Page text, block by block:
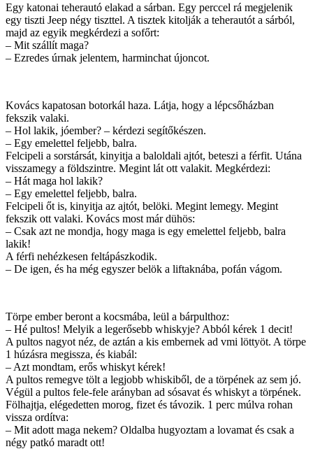
Egy katonai teherautó elakad a sárban. Egy perccel rá megjelenik
egy tiszti Jeep négy tiszttel. A tisztek kitolják a teherautót a sárból,
majd az egyik megkérdezi a sofőrt:
– Mit szállít maga?
– Ezredes úrnak jelentem, harminchat újoncot.
Kovács kapatosan botorkál haza. Látja, hogy a lépcsőházban
fekszik valaki.
– Hol lakik, jóember? – kérdezi segítőkészen.
– Egy emelettel feljebb, balra.
Felcipeli a sorstársát, kinyitja a baloldali ajtót, beteszi a férfit. Utána
visszamegy a földszintre. Megint lát ott valakit. Megkérdezi:
– Hát maga hol lakik?
– Egy emelettel feljebb, balra.
Felcipeli őt is, kinyitja az ajtót, belöki. Megint lemegy. Megint
fekszik ott valaki. Kovács most már dühös:
– Csak azt ne mondja, hogy maga is egy emelettel feljebb, balra
lakik!
A férfi nehézkesen feltápászkodik.
– De igen, és ha még egyszer belök a liftaknába, pofán vágom.
Törpe ember beront a kocsmába, leül a bárpulthoz:
– Hé pultos! Melyik a legerősebb whiskyje? Abból kérek 1 decit!
A pultos nagyot néz, de aztán a kis embernek ad vmi löttyöt. A törpe
1 húzásra megissza, és kiabál:
– Azt mondtam, erős whiskyt kérek!
A pultos remegve tölt a legjobb whiskiből, de a törpének az sem jó.
Végül a pultos fele-fele arányban ad sósavat és whiskyt a törpének.
Fölhajtja, elégedetten morog, fizet és távozik. 1 perc múlva rohan
vissza ordítva:
– Mit adott maga nekem? Oldalba hugyoztam a lovamat és csak a
négy patkó maradt ott!